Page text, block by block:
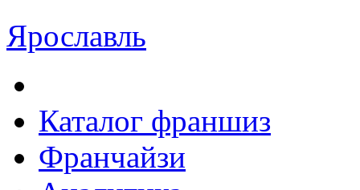
Ярославль
Каталог франшиз
Франчайзи